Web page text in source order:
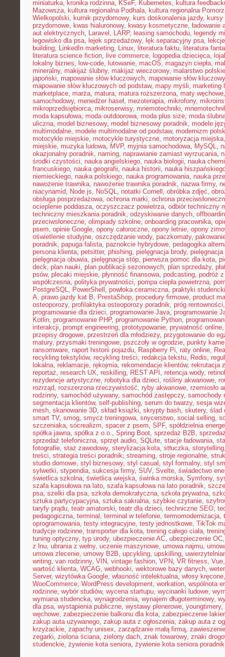
miniaturka, kronika rodzinna, KSeF, Kubernetes, kultura
Mazowsza, kultura regionalna Podhala, kultura regionalna
Wielkopolski, kurnik przydomowy, kurs doskonalenia jazdy, kursy
przydomowe, kwas hialuronowy, kwasy kosmetyczne, ładowanie
aut elektrycznych, Laravel , LARP, leasing samochodu, legendy
legowisko dla psa, lejek sprzedażowy, lęk separacyjny psa,
building, LinkedIn marketing, Linux, literatura faktu, literatura
literatura science fiction, live commerce, logopedia dziecięca,
lokalny biznes, low-code, lutowanie, macOS, magazyn ciepła,
mineralny, makijaż ślubny, makijaż wieczorowy, malarstwo polskie
japoński, mapowanie słów kluczowych, mapowanie słów
mapowanie słów kluczowych od podstaw, mapy myśli, marketing
marketplace, marża, matura, matura rozszerzona, maty węchowe
samochodowy, menedżer haseł, mezoterapia, mikrofony,
mikroprzedsiębiorca, mikroserwisy, mnemotechniki,
moda kapsułowa, moda outdoorowa, moda plus size, moda
uliczna, model biznesowy, model biznesowy poradnik, modele
multimodalne, modele multimodalne od podstaw, modernizm
motocykle miejskie, motocykle turystyczne, motoryzacja miejska
miejskie, muzyka ludowa, MVP, myjnia samochodowa, MySQL,
okazjonalny poradnik, naming, naprawianie zamiast wyrzucania,
środki czystości, nauka angielskiego, nauka biologii, nauka
francuskiego, nauka geografii, nauka historii, nauka
niemieckiego, nauka polskiego, nauka programowania, nauka
nawożenie trawnika, nawożenie trawnika poradnik, nazwa firmy,
niacynamid, Node.js, NoSQL, notatki Cornell , obróbka zdjęć,
obsługa posprzedażowa, ochrona marki, ochrona
ocieplenie poddasza, oczyszczacz powietrza, odbiór techniczny
techniczny mieszkania poradnik, odzyskiwanie danych,
przeciwsłoneczne, olimpiady szkolne, onboarding pracownika,
psem, opinie Google, opony całoroczne, opony letnie, opony
oświetlenie studyjne, oszczędzanie wody, paczkomaty,
poradnik, papuga falista, paznokcie hybrydowe, pedagogika
persona klienta, petsitter, phishing, pielęgnacja brody, pielęgnacja
pielęgnacja obuwia, pielęgnacja stóp, pierwsza pomoc dla kota,
deck, plan nauki, plan publikacji sezonowych, plan sprzedaży,
psów, plecaki miejskie, płynność finansowa, podcasting, podróż
współczesna, polityka prywatności, pompa ciepła powietrzna,
PostgreSQL, PowerShell , powłoka ceramiczna, praktyki
A, prawo jazdy kat B, PrestaShop, procedury firmowe, product
osteoporozy, profilaktyka osteoporozy poradnik, próg rentowności
programowanie dla dzieci, programowanie Java, programowanie
Kotlin, programowanie PHP, programowanie Python,
interakcji, prompt engineering, prototypowanie, prywatność online
przepisy drogowe, przestrzeń dla młodzieży, przygotowanie do
matury, przysmaki treningowe, pszczoły w ogrodzie, punkty karne
ransomware, raport historii pojazdu, Raspberry Pi, raty online,
recykling tekstyliów, recykling treści, redakcja tekstu, Redis,
lokalna, reklamacje, rękojmia, rekomendacje klientów, rekrutacja
reportaż, research UX, reskilling, REST API , retencja wody, retinol
rezydencje artystyczne, robotyka dla dzieci, rośliny akwariowe,
rozrząd, rozszerzona rzeczywistość, ryby akwariowe, rzemiosło
rodzinny, samochód używany, samochód zastępczy, samochody
segmentacja klientów, self-publishing, serum do twarzy, sesja
mesh, skanowanie 3D, skład książki, skrypty bash, skutery, ślad
smart TV, smog, smycz treningowa, snycerstwo, social selling,
szczeniaka, socrealizm, spacer z psem, SPF, spółdzielnia
spółka jawna, spółka z o.o., Spring Boot, sprzedaż B2B,
sprzedaż telefoniczna, sprzęt audio, SQLite, stacje ładowania,
fotografie, staż zawodowy, sterylizacja kota, stłuczka, storytelling
treści, strategia treści poradnik, streaming, stroje regionalne,
studio domowe, styl biznesowy, styl casual , styl formalny, styl
sylwetki, stypendia, sukcesja firmy, SUV, Svelte, świadectwo
świetlica szkolna, świetlica wiejska, świnka morska, Symfony,
szafa kapsułowa na lato, szafa kapsułowa na lato poradnik,
psa, szelki dla psa, szkoła demokratyczna, szkoła prywatna,
sztuka partycypacyjna, sztuka sakralna, szybkie czytanie,
taryfy prądu, teatr amatorski, teatr dla dzieci, techniczne SEO,
pedagogiczna, terminal , terminal w telefonie, termomodernizacja,
oprogramowania, testy integracyjne, testy jednostkowe, TikTok
tradycje rodzinne, transporter dla kota, trening całego ciała,
tuning optyczny, typ urody, ubezpieczenie AC, ubezpieczenie OC
z lnu, ubrania z wełny, uczenie maszynowe, umowa najmu,
umowa zlecenie, umowy B2B, upcykling, upskilling,
writing, van rodzinny, VIN, vintage fashion, VPN, VR fitness, Vue
wartość klienta, WCAG, webhooki, wektorowe bazy danych,
Server, wizytówka Google, własność intelektualna, włosy kręcone
WooCommerce, WordPress development, workation, wspólnota
rodzinne, wybór studiów, wycena startupu, wycinanki ludowe,
wymiana studencka, wynagrodzenia, wynajem długoterminowy,
dla psa, wystąpienia publiczne, wystawy plenerowe, youngtimery,
węchowe, zabezpieczenie balkonu dla kota, zabezpieczenie
zakup auta używanego, zakup auta z ogłoszenia, zakup auta z
krzyżackie, zapachy unisex, zarządzanie małą firmą, zawieszenie
zegarki, zielona ściana, zielony dach, znak towarowy, znaki
studenckie, żywienie kota seniora, żywienie kota seniora poradnik